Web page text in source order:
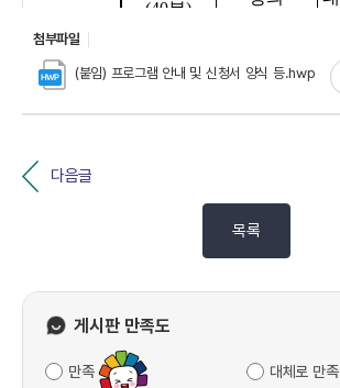
첨부파일
(붙임) 프로그램 안내 및 신청서 양식 등.hwp
다음글
목록
게시판 만족도
만족 대체로 만족